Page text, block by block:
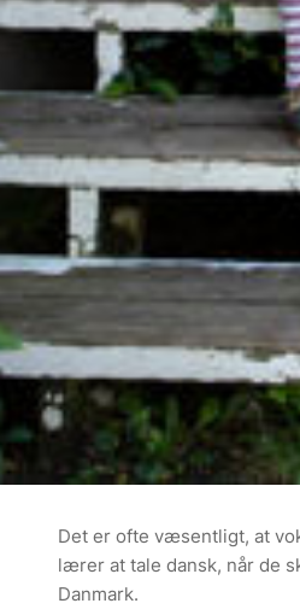
Det er ofte væsentligt, at
lærer at tale dansk, når de
Danmark.